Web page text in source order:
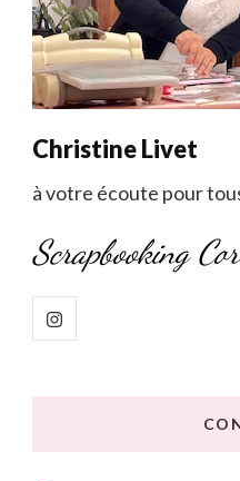
Christine Livet
à votre écoute pour
Scrapbooking